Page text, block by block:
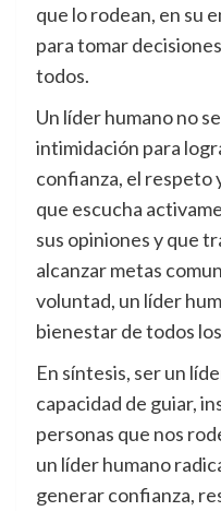
que lo rodean, en su
para tomar
todos.
Un líder humano no
intimidación para
confianza, el respeto
que escucha
sus opiniones y que
alcanzar metas
voluntad, un líder
bienestar de todos
En síntesis, ser un
capacidad de guiar,
personas que nos
un líder humano
generar confianza,